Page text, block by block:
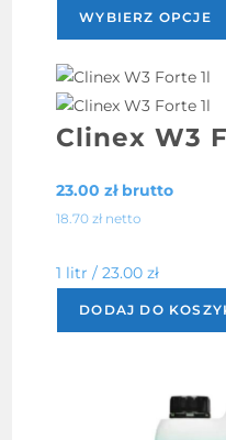
WYBIERZ OPCJE
Clinex W3
23.00złbrutto
18.70 zł netto
1 litr / 23.00zł
DODAJ DO